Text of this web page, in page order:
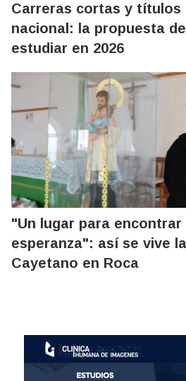
Carreras cortas y títulos
nacional: la propuesta
estudiar en 2026
"Un lugar para
esperanza": así se vive
Cayetano en Roca